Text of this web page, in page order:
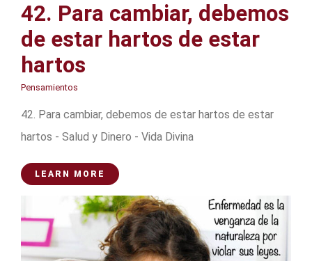
42. Para cambiar, debemos
de estar hartos de estar
hartos
Pensamientos
42. Para cambiar, debemos de estar hartos de estar
hartos - Salud y Dinero - Vida Divina
LEARN MORE